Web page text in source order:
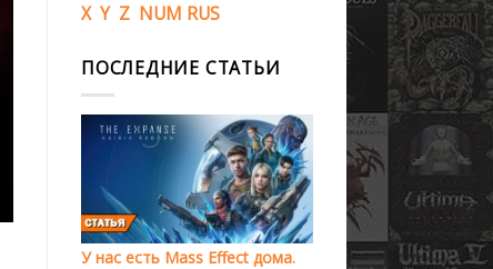
X Y Z NUM RUS
ПОСЛЕДНИЕ СТАТЬИ
У нас есть Mass Effect дома.